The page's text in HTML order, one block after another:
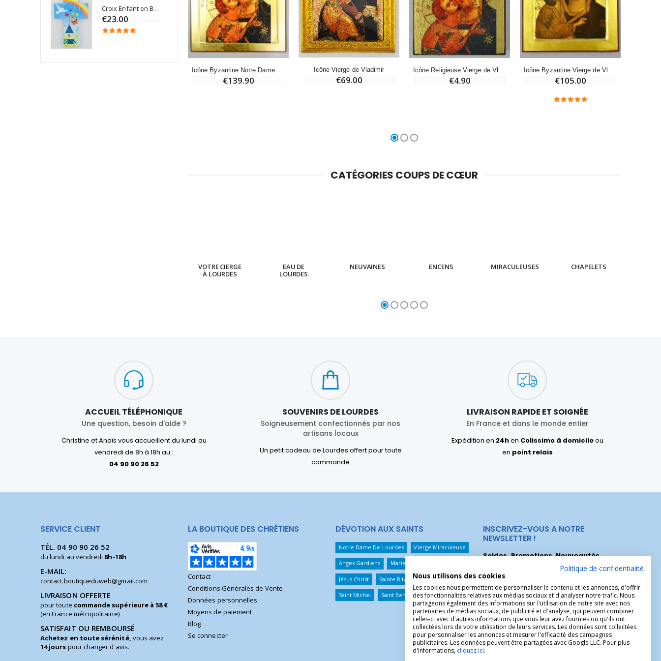
Croix Enfant en Bois Eglise Papillons et Arc-en-ciel 15 cm
€23.00 €4.90 €23.00
Bougie Neuvaine pour une Guérison - 17.5cm
€4.90
€139.90
Icône Vierge de Vladimir
€69.00 €4.90 €105.00
CATÉGORIES COUPS DE CŒUR
VOTRE CIERGE
À LOURDES
EAU DE
LOURDES
NEUVAINES ENCENS MIRACULEUSES CHAPELETS
ACCUEIL TÉLÉPHONIQUE
Une question, besoin d'aide ?
Christine et Anaïs vous accueillent du lundi au
vendredi de 8h à 18h au :
04 90 90 26 52
SOUVENIRS DE LOURDES
Soigneusement confectionnés par nos
artisans locaux
Un petit cadeau de Lourdes offert pour toute
commande
LIVRAISON RAPIDE ET SOIGNÉE
En France et dans le monde entier
Expédition en 24hen Colissimo à domicileou
en point relais
SERVICE CLIENT
TÉL. 04 90 90 26 52
du lundi au vendredi 8h-18h
E-MAIL:
contact.boutiqueduweb@gmail.com
LIVRAISON OFFERTE
pour toute commande supérieure à 58 €
(en France métropolitaine)
SATISFAIT OU REMBOURSÉ
Achetez en toute sérénité, vous avez
14 jours pour changer d'avis.
LA BOUTIQUE DES CHRÉTIENS
Contact
Conditions Générales de Vente
Données personnelles
Moyens de paiement
Blog
Se connecter
DÉVOTION AUX SAINTS
Notre Dame De Lourdes Vierge Miraculeuse
Anges Gardiens Marie Qui Défait Les Noeuds
Jésus Christ Sainte Rita Sainte Thérèse
Saint Michel Saint Benoît Saint Christophe
INSCRIVEZ-VOUS A NOTRE
NEWSLETTER !
Soldes, Promotions, Nouveautés...
Inscrivez-vous maintenant pour recevoir
nos meilleures offres.
Politique de confidentialité
Nous utilisons des cookies
Les cookies nous permettent de personnaliser le contenu et les annonces, d'offrir
des fonctionnalités relatives aux médias sociaux et d'analyser notre trafic. Nous
partageons également des informations sur l'utilisation de notre site avec nos
partenaires de médias sociaux, de publicité et d'analyse, qui peuvent combiner
celles-ci avec d'autres informations que vous leur avez fournies ou qu'ils ont
collectées lors de votre utilisation de leurs services. Les données sont collectées
pour personnaliser les annonces et mesurer l'efficacité des campagnes
publicitaires. Les données peuvent être partagées avec Google LLC. Pour plus
d'informations, cliquez ici.